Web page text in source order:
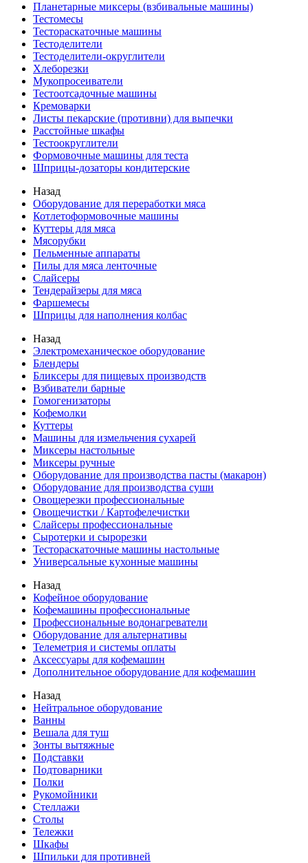
Планетарные миксеры (взбивальные машины)
Тестомесы
Тестораскаточные машины
Тестоделители
Тестоделители-округлители
Хлеборезки
Мукопросеиватели
Тестоотсадочные машины
Кремоварки
Листы пекарские (противни) для выпечки
Расстойные шкафы
Тестоокруглители
Формовочные машины для теста
Шприцы-дозаторы кондитерские
Назад
Оборудование для переработки мяса
Котлетоформовочные машины
Куттеры для мяса
Мясорубки
Пельменные аппараты
Пилы для мяса ленточные
Слайсеры
Тендерайзеры для мяса
Фаршемесы
Шприцы для наполнения колбас
Назад
Электромеханическое оборудование
Блендеры
Бликсеры для пищевых производств
Взбиватели барные
Гомогенизаторы
Кофемолки
Куттеры
Машины для измельчения сухарей
Миксеры настольные
Миксеры ручные
Оборудование для производства пасты (макарон)
Оборудование для производства суши
Овощерезки профессиональные
Овощечистки / Картофелечистки
Слайсеры профессиональные
Сыротерки и сырорезки
Тестораскаточные машины настольные
Универсальные кухонные машины
Назад
Кофейное оборудование
Кофемашины профессиональные
Профессиональные водонагреватели
Оборудование для альтернативы
Телеметрия и системы оплаты
Аксессуары для кофемашин
Дополнительное оборудование для кофемашин
Назад
Нейтральное оборудование
Ванны
Вешала для туш
Зонты вытяжные
Подставки
Подтоварники
Полки
Рукомойники
Стеллажи
Столы
Тележки
Шкафы
Шпильки для противней